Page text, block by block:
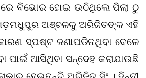
ବିଭୋର ହୋଇ ଉଠିଥିଲେ ପିଲା ଠୁ
ଅଞ୍ଚଳକୁ ଅରିଜିତଙ୍କ ଏହି
ସ୍ପଷ୍ଟ ଜଣାପଡିନଥିବା ବେଳେ
ପାଇଁ ଆସିଥିବା ସନ୍ଦେହ କରାଯାଉଛି